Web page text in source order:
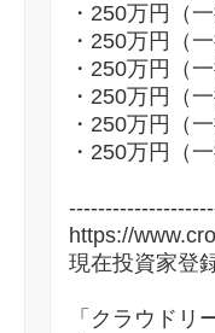
・250万円（
・250万円（
・250万円（
・250万円（
・250万円（
・250万円（
https://
現在投資家登
「クラウド